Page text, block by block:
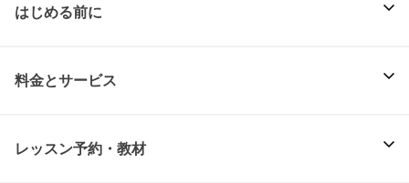
はじめる前に
料金とサービス
レッスン予約・教材